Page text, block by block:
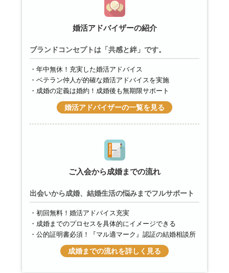
婚活アドバイザーの紹介
ブランドコンセプトは「共感と絆」です。
年中無休！充実した婚活アドバイス
ベテラン仲人が的確な婚活アドバイスを実施
成婚の定義は婚約！成婚後も無期限サポート
婚活アドバイザーの一覧を見る
ご入会から成婚までの流れ
出会いから成婚、結婚生活の悩みまでフルサポート
初回無料！婚活アドバイス充実
成婚までのプロセスを具体的にイメージできる
公的証明書必須！『マル適マーク』認証の結婚相談所
成婚までの流れを詳しく見る